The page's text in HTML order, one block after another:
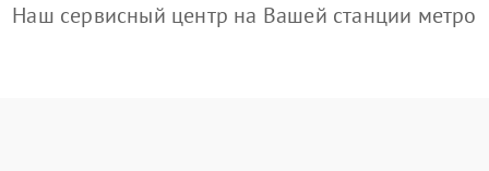
Наш сервисный центр на Вашей станции метро